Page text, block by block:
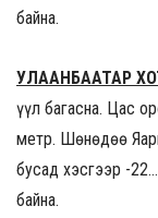
байна.
УЛААНБААТАР
үүл багасна. Цас
метр. Шөнөдөө
бусад хэсгээр -
байна.